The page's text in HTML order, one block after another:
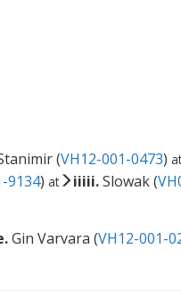
(VH12-001-0473)
9134) at iiiii.Slowak (
Gin Varvara (VH12-001-